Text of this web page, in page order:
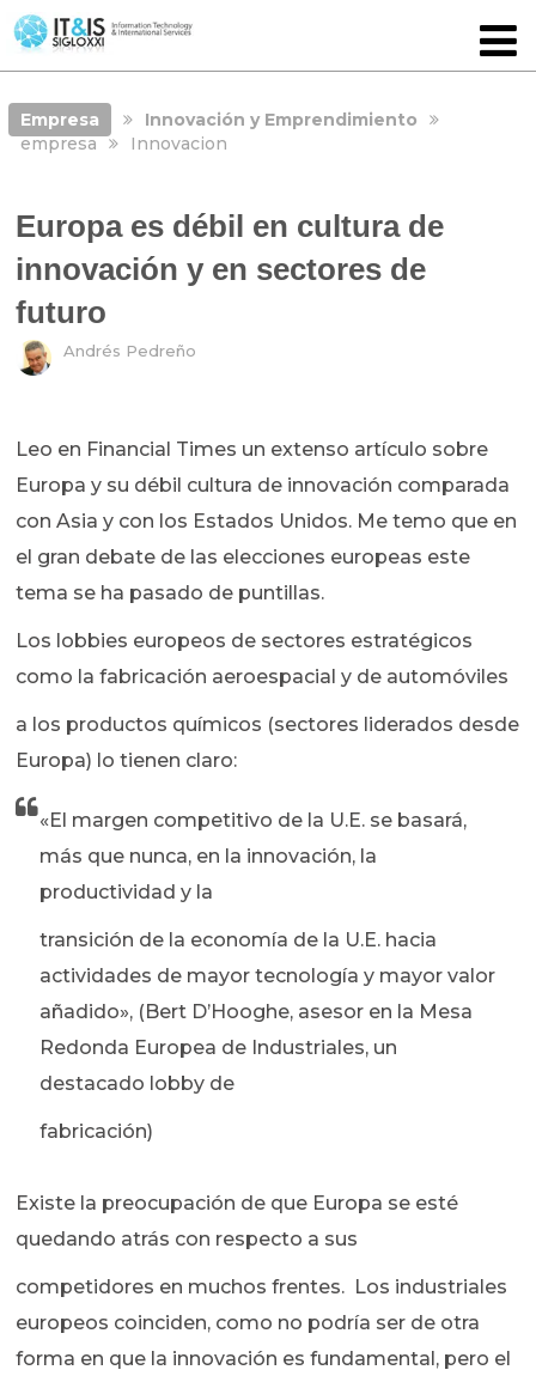
Empresa
Innovación y Emprendimiento
empresa
Innovacion
Europa es débil en cultura de
innovación y en sectores de
futuro
Andrés Pedreño
Leo en Financial Times un extenso artículo sobre
Europa y su débil cultura de innovación comparada
con Asia y con los Estados Unidos. Me temo que en
el gran debate de las elecciones europeas este
tema se ha pasado de puntillas.
Los lobbies europeos de sectores estratégicos
como la fabricación aeroespacial y de automóviles
a los productos químicos (sectores liderados desde
Europa) lo tienen claro:
«El margen competitivo de la U.E. se basará,
más que nunca, en la innovación, la
productividad y la
transición de la economía de la U.E. hacia
actividades de mayor tecnología y mayor valor
añadido», (Bert D’Hooghe, asesor en la Mesa
Redonda Europea de Industriales, un
destacado lobby de
fabricación)
Existe la preocupación de que Europa se esté
quedando atrás con respecto a sus
competidores en muchos frentes. Los industriales
europeos coinciden, como no podría ser de otra
forma en que la innovación es fundamental, pero el